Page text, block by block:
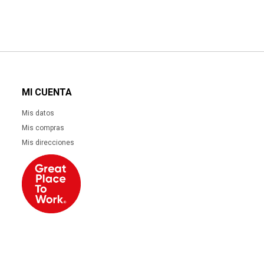
MI CUENTA
Mis datos
Mis compras
Mis direcciones